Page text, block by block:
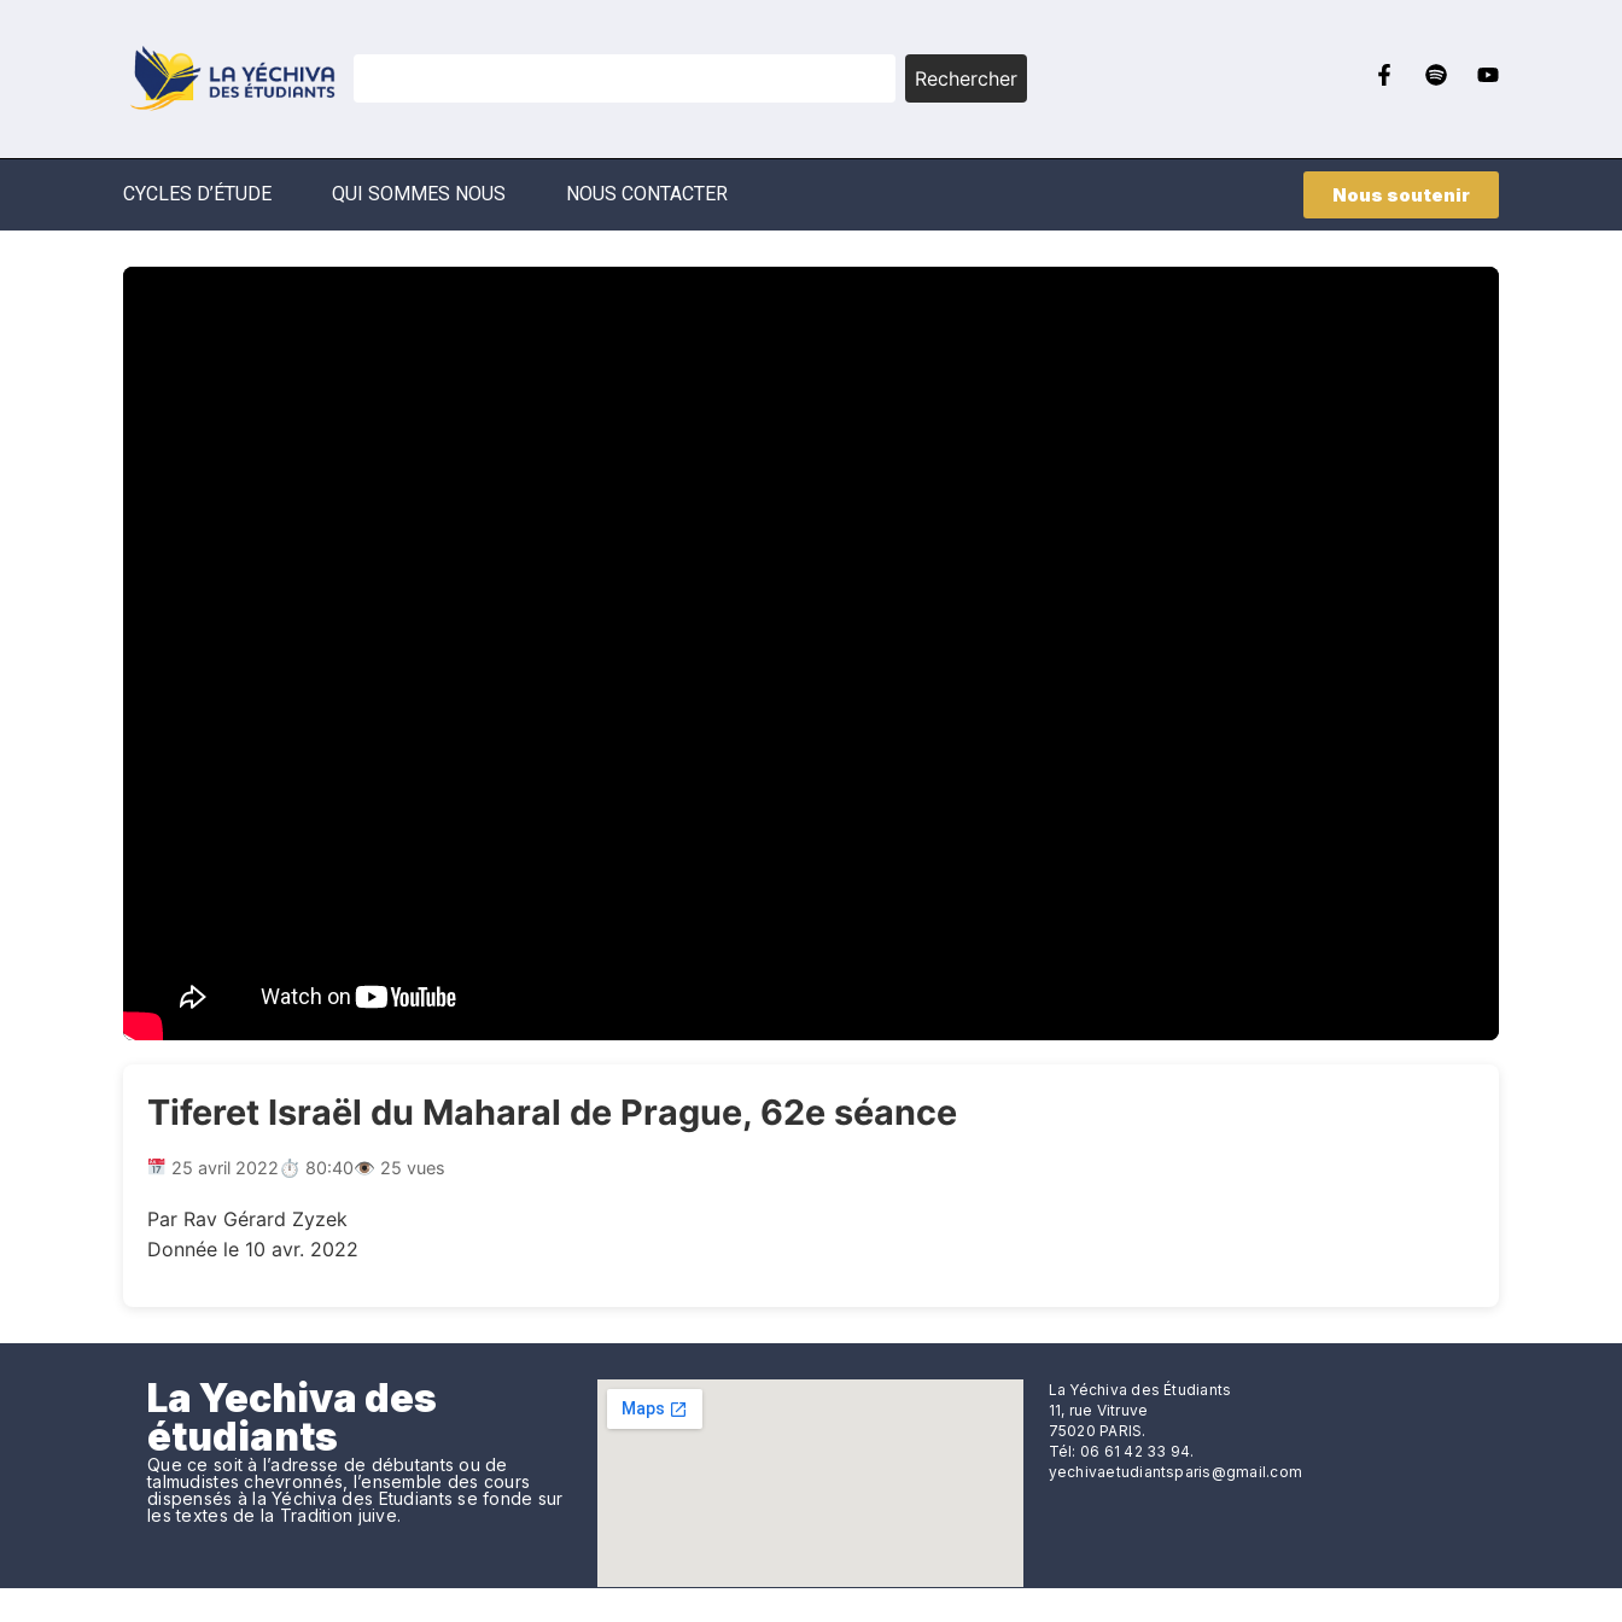
Rechercher
CYCLES D’ÉTUDE QUI SOMMES NOUS NOUS CONTACTER Nous soutenir
Tiferet Israël du Maharal de Prague, 62e séance
25 avril 2022⏱ 80:40👁 25 vues
Par Rav Gérard Zyzek
Donnée le 10 avr. 2022
La Yechiva des
étudiants
Que ce soit à l’adresse de débutants ou de
talmudistes chevronnés, l’ensemble des cours
dispensés à la Yéchiva des Etudiants se fonde sur
les textes de la Tradition juive.
La Yéchiva des Étudiants
11, rue Vitruve
75020 PARIS.
Tél: 06 61 42 33 94.
yechivaetudiantsparis@gmail.com